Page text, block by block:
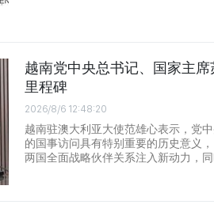
越南党中央总书记、国家主
里程碑
2026/8/6 12:48:20
越南驻澳大利亚大使范雄心表示，党
的国事访问具有特别重要的历史意义
两国全面战略伙伴关系注入新动力，